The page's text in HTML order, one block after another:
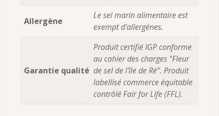
Allergène
Le sel marin alimentaire est
exempt d'allergènes.
Garantie qualité
Produit certifié IGP conforme
au cahier des charges "Fleur
de sel de l'île de Ré". Produit
labellisé commerce équitable
contrôlé Fair for Life (FFL).